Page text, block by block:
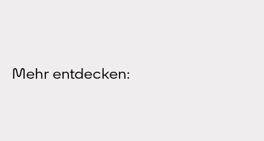
Mehr entdecken: